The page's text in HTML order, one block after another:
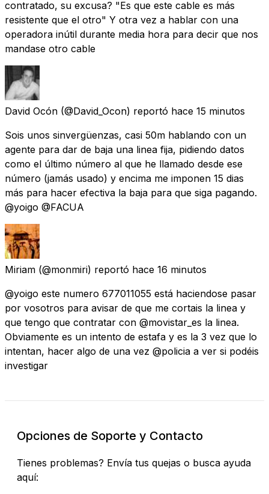
contratado, su excusa? "Es que este cable es más
resistente que el otro" Y otra vez a hablar con una
operadora inútil durante media hora para decir que nos
mandase otro cable
David Ocón (@David_Ocon) reportó hace 15 minutos
Sois unos sinvergüenzas, casi 50m hablando con un
agente para dar de baja una linea fija, pidiendo datos
como el último número al que he llamado desde ese
número (jamás usado) y encima me imponen 15 dias
más para hacer efectiva la baja para que siga pagando.
@yoigo @FACUA
Miriam (@monmiri) reportó hace 16 minutos
@yoigo este numero 677011055 está haciendose pasar
por vosotros para avisar de que me cortais la linea y
que tengo que contratar con @movistar_es la linea.
Obviamente es un intento de estafa y es la 3 vez que lo
intentan, hacer algo de una vez @policia a ver si podéis
investigar
Opciones de Soporte y Contacto
Tienes problemas? Envía tus quejas o busca ayuda
aquí: